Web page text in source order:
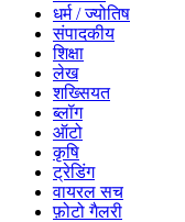
धर्म / ज्योतिष
संपादकीय
शिक्षा
लेख
शख्सियत
ब्लॉग
ऑटो
कृषि
ट्रेडिंग
वायरल सच
फ़ोटो गैलरी